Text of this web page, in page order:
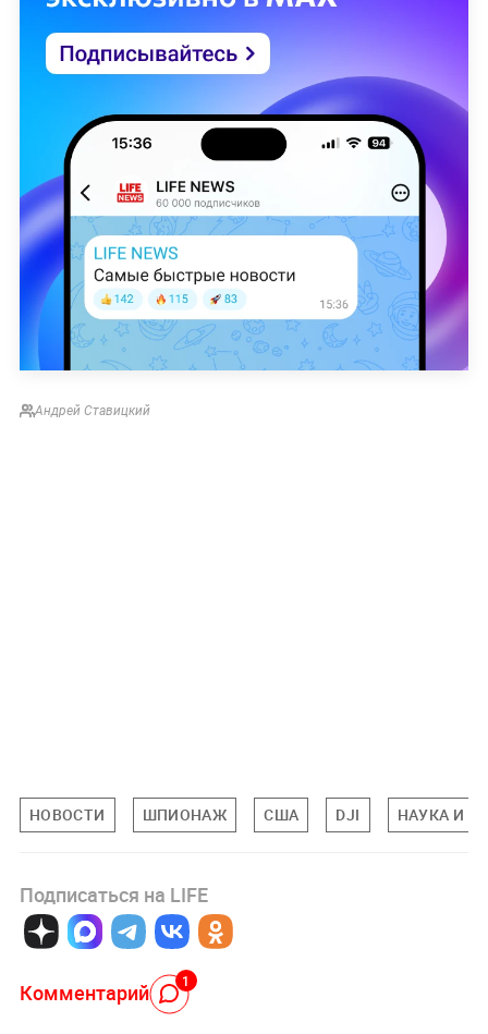
Андрей Ставицкий
НОВОСТИ ШПИОНАЖ США DJI НАУКА И
Подписаться на LIFE
Комментарий 1